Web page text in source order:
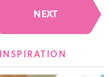
NEXT
INSPIRATION